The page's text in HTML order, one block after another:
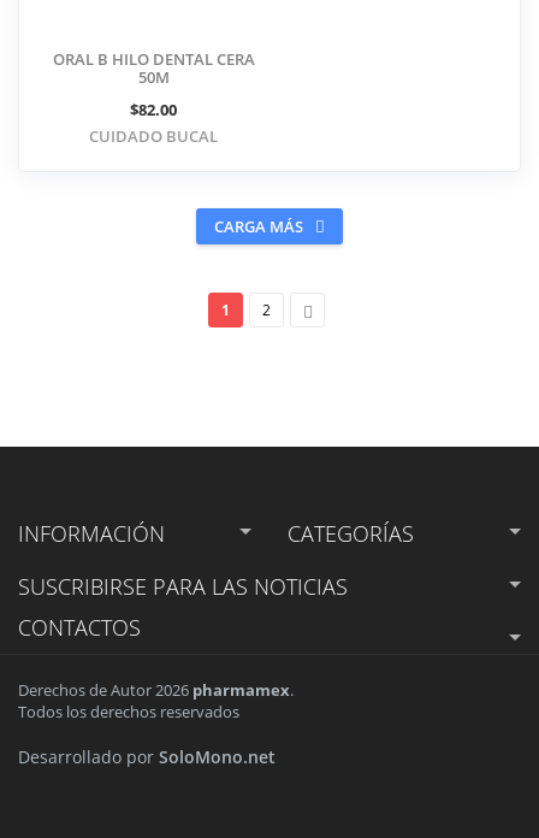
ORAL B HILO DENTAL CERA
50M
$82.00
CUIDADO BUCAL
CARGA MÁS
1 2
INFORMACIÓN
CATEGORÍAS
SUSCRIBIRSE PARA LAS NOTICIAS
CONTACTOS
Derechos de Autor 2026 pharmamex.
Todos los derechos reservados
Desarrollado por SoloMono.net